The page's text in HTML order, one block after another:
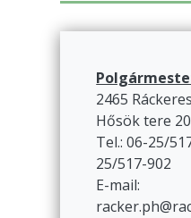
2465
Hősök tere
Tel.: 06-25/
25/517-902
E-mail: